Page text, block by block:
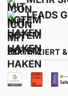
LEADS
ZERTIFIZIERT